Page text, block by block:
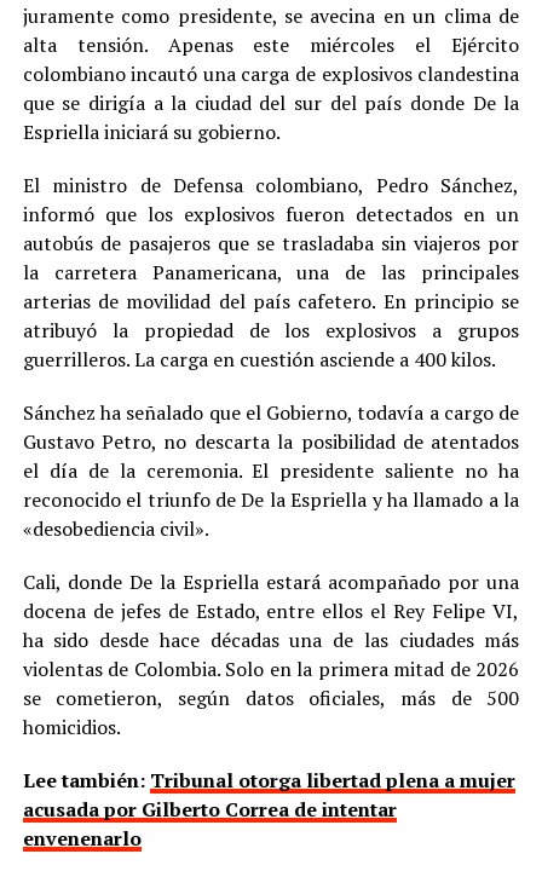
juramente como presidente, se avecina en un clima de
alta tensión. Apenas este miércoles el Ejército
colombiano incautó una carga de explosivos clandestina
que se dirigía a la ciudad del sur del país donde De la
Espriella iniciará su gobierno.
El ministro de Defensa colombiano, Pedro Sánchez,
informó que los explosivos fueron detectados en un
autobús de pasajeros que se trasladaba sin viajeros por
la carretera Panamericana, una de las principales
arterias de movilidad del país cafetero. En principio se
atribuyó la propiedad de los explosivos a grupos
guerrilleros. La carga en cuestión asciende a 400 kilos.
Sánchez ha señalado que el Gobierno, todavía a cargo de
Gustavo Petro, no descarta la posibilidad de atentados
el día de la ceremonia. El presidente saliente no ha
reconocido el triunfo de De la Espriella y ha llamado a la
«desobediencia civil».
Cali, donde De la Espriella estará acompañado por una
docena de jefes de Estado, entre ellos el Rey Felipe VI,
ha sido desde hace décadas una de las ciudades más
violentas de Colombia. Solo en la primera mitad de 2026
se cometieron, según datos oficiales, más de 500
homicidios.
Lee también: Tribunal otorga libertad plena a mujer
acusada por Gilberto Correa de intentar
envenenarlo